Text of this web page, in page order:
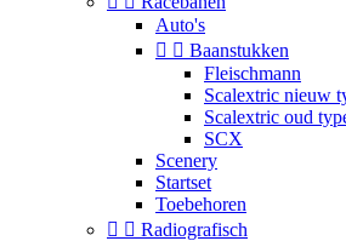
Auto's
  Baanstukken
Fleischmann
Scalextric nieuw
Scalextric oud
SCX
Scenery
Startset
Toebehoren
  Radiografisch